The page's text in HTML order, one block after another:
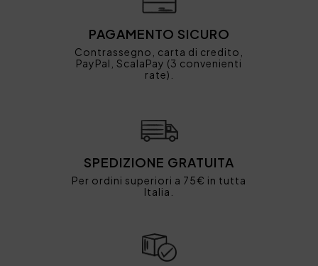
PAGAMENTO SICURO
Contrassegno, carta di credito,
PayPal, ScalaPay (3 convenienti
rate).
SPEDIZIONE GRATUITA
Per ordini superiori a 75€ in tutta
Italia.